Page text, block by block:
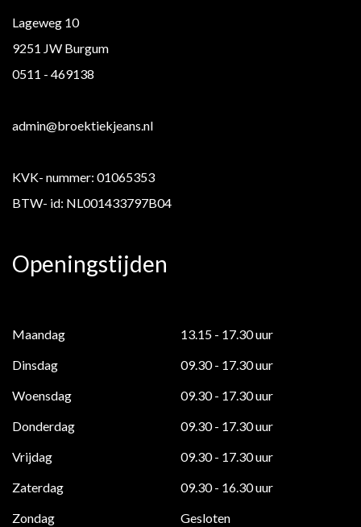
Lageweg 10
9251 JW Burgum
0511 - 469138
admin@broektiekjeans.nl
KVK- nummer: 01065353
BTW- id: NL001433797B04
Openingstijden
Maandag
13.15 - 17.30 uur
Dinsdag
09.30 - 17.30 uur
Woensdag
09.30 - 17.30 uur
Donderdag
09.30 - 17.30 uur
Vrijdag
09.30 - 17.30 uur
Zaterdag
09.30 - 16.30 uur
Zondag
Gesloten